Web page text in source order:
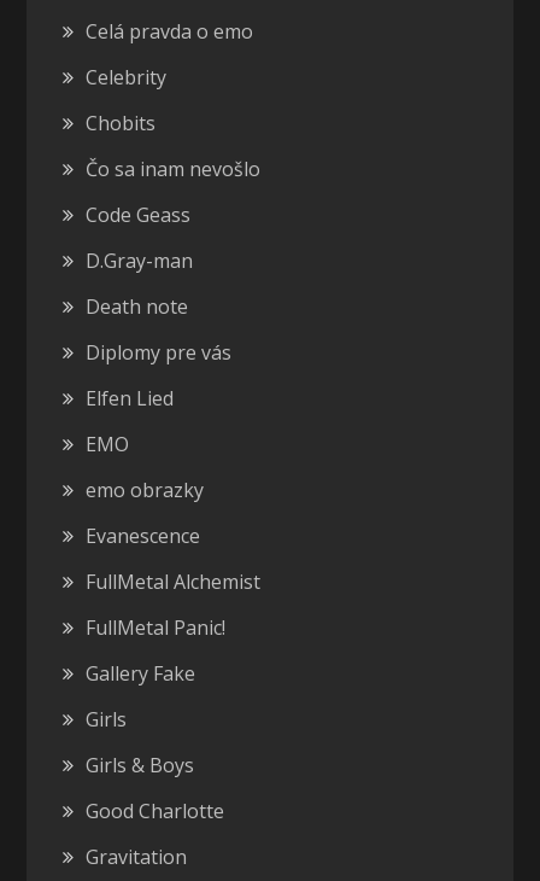
Celá pravda o emo
Celebrity
Chobits
Čo sa inam nevošlo
Code Geass
D.Gray-man
Death note
Diplomy pre vás
Elfen Lied
EMO
emo obrazky
Evanescence
FullMetal Alchemist
FullMetal Panic!
Gallery Fake
Girls
Girls & Boys
Good Charlotte
Gravitation